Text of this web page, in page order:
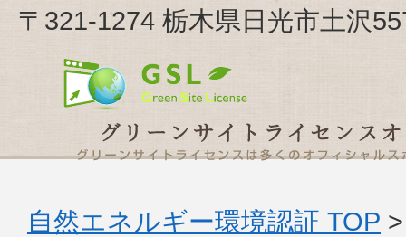
〒321-1274 栃木県日光市土沢
自然エネルギー環境認証 TOP